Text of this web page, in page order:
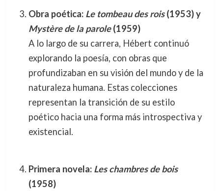
Obra poética: Le tombeau des rois(1953) y
Mystère de la parole(1959)
A lo largo de su carrera, Hébert continuó
explorando la poesía, con obras que
profundizaban en su visión del mundo y de la
naturaleza humana. Estas colecciones
representan la transición de su estilo
poético hacia una forma más introspectiva y
existencial.
Primera novela: Les chambres de bois
(1958)